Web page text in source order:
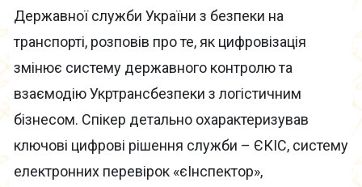
Державної служби України з безпеки на
транспорті, розповів про те, як цифровізація
змінює систему державного контролю та
взаємодію Укртрансбезпеки з логістичним
бізнесом. Спікер детально охарактеризував
ключові цифрові рішення служби – ЄКІС, систему
електронних перевірок «єІнспектор»,